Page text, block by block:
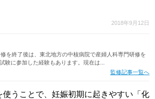
2018年9月12日
を終了後は、東北地方の中核病院で産婦人科専門研修を
に参加した経験もあります。現在は...
監修記事一覧へ
うことで、妊娠初期に起きやすい「化